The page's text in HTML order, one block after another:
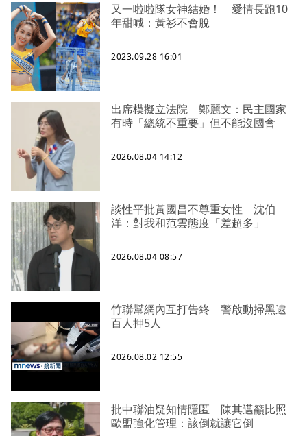
又一啦啦隊女神結婚！ 愛情長跑10
年甜喊：黃衫不會脫
2023.09.28 16:01
出席模擬立法院 鄭麗文：民主國家
有時「總統不重要」但不能沒國會
2026.08.04 14:12
談性平批黃國昌不尊重女性 沈伯
洋：對我和范雲態度「差超多」
2026.08.04 08:57
竹聯幫網內互打告終 警啟動掃黑逮
百人押5人
2026.08.02 12:55
批中聯油疑知情隱匿 陳其邁籲比照
歐盟強化管理：該倒就讓它倒